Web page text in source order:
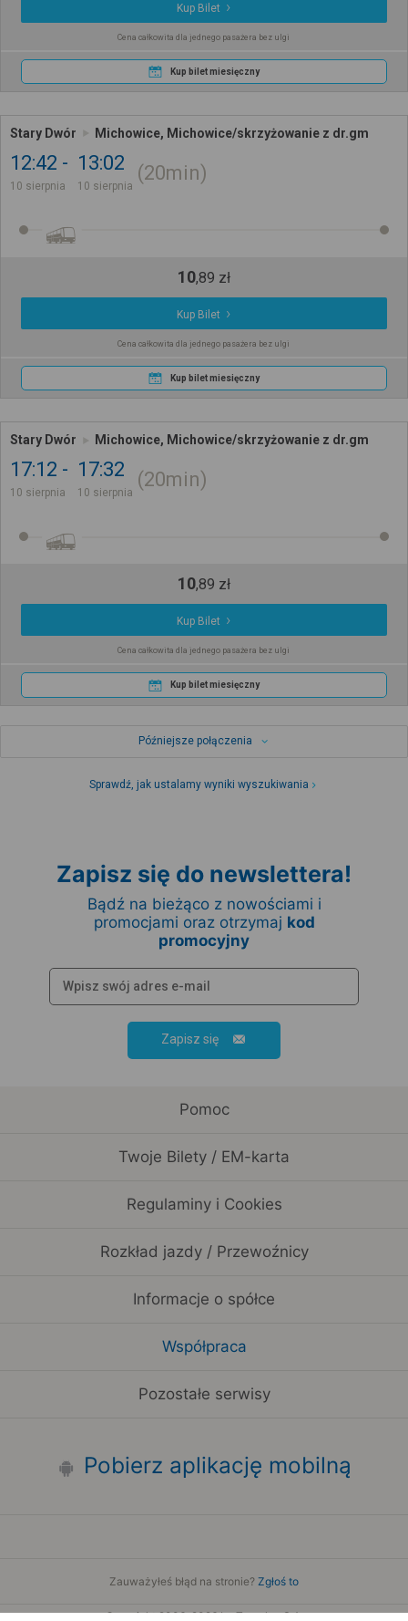
Kup Bilet
Cena całkowita dla jednego pasażera bez ulgi
Kup bilet miesięczny
Stary Dwór Michowice, Michowice/skrzyżowanie z dr.gm
12:42
10 sierpnia
13:02
10 sierpnia
20min
10,89 zł
Kup Bilet
Cena całkowita dla jednego pasażera bez ulgi
Kup bilet miesięczny
Stary Dwór Michowice, Michowice/skrzyżowanie z dr.gm
17:12
10 sierpnia
17:32
10 sierpnia
20min
10,89 zł
Kup Bilet
Cena całkowita dla jednego pasażera bez ulgi
Kup bilet miesięczny
Późniejsze połączenia
Sprawdź, jak ustalamy wyniki wyszukiwania
Zapisz się do newslettera!
Bądź na bieżąco z nowościami i
promocjami oraz otrzymaj kod
promocyjny
Zapisz się
Pomoc
Twoje Bilety / EM-karta
Regulaminy i Cookies
Rozkład jazdy / Przewoźnicy
Informacje o spółce
Współpraca
Pozostałe serwisy
Pobierz aplikację mobilną
Zauważyłeś błąd na stronie? Zgłoś to
Copyright 2006-2026 by Teroplan S.A.